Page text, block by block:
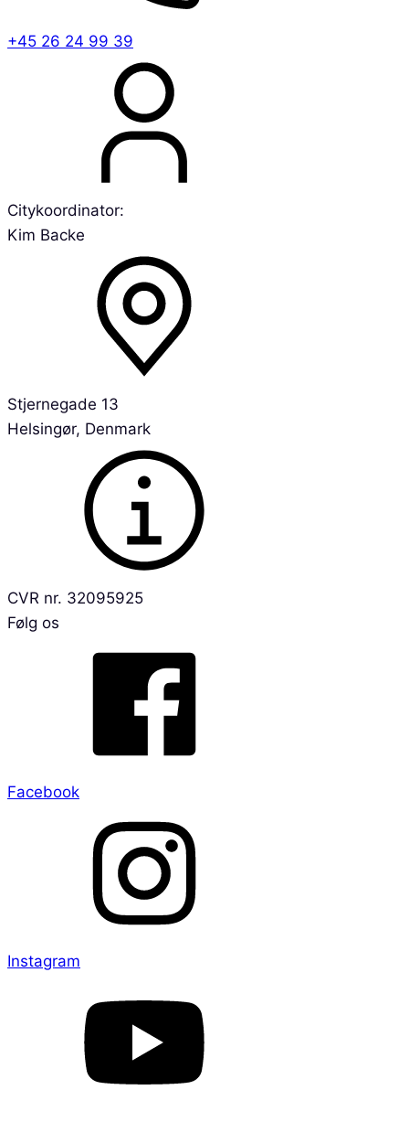
+45 26 24 99 39
Citykoordinator:
Kim Backe
Stjernegade 13
Helsingør, Denmark
CVR nr. 32095925
Følg os
Facebook
Instagram